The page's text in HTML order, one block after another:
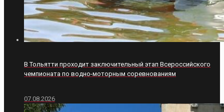
В Тольятти проходит заключительный этап Всероссийского
чемпионата по водно-моторным соревнованиям
07.08.2026